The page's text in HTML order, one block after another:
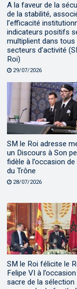
A la faveur de la
de la stabilité,
l’efficacité
indicateurs positifs
multiplient dans tous
secteurs d’activité
Roi)
29/07/2026
SM le Roi adresse
un Discours à Son
fidèle à l’occasion
du Trône
28/07/2026
SM le Roi félicite le
Felipe VI à
sacre de la sélection